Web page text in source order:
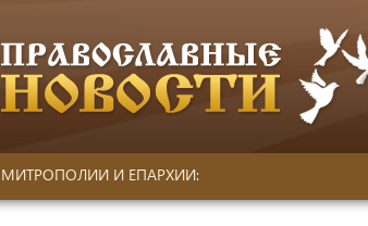
МИТРОПОЛИИ И ЕПАРХИИ: